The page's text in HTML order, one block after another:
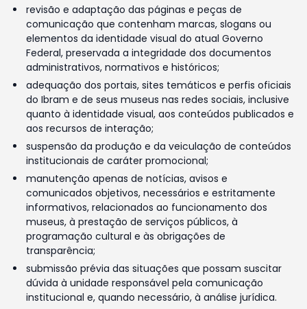
revisão e adaptação das páginas e peças de
comunicação que contenham marcas, slogans ou
elementos da identidade visual do atual Governo
Federal, preservada a integridade dos documentos
administrativos, normativos e históricos;
adequação dos portais, sites temáticos e perfis oficiais
do Ibram e de seus museus nas redes sociais, inclusive
quanto à identidade visual, aos conteúdos publicados e
aos recursos de interação;
suspensão da produção e da veiculação de conteúdos
institucionais de caráter promocional;
manutenção apenas de notícias, avisos e
comunicados objetivos, necessários e estritamente
informativos, relacionados ao funcionamento dos
museus, à prestação de serviços públicos, à
programação cultural e às obrigações de
transparência;
submissão prévia das situações que possam suscitar
dúvida à unidade responsável pela comunicação
institucional e, quando necessário, à análise jurídica.